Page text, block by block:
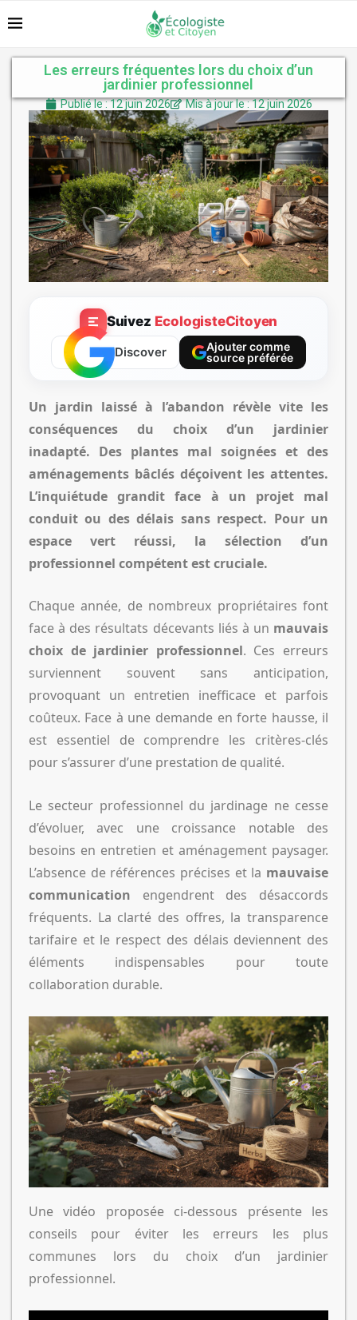
Les erreurs fréquentes lors du choix d’un
jardinier professionnel
Publié le : 12 juin 2026 Mis à jour le : 12 juin 2026
Suivez EcologisteCitoyen
Discover
Ajouter comme
source préférée
Un jardin laissé à l’abandon révèle vite les
conséquences du choix d’un jardinier
inadapté. Des plantes mal soignées et des
aménagements bâclés déçoivent les attentes.
L’inquiétude grandit face à un projet mal
conduit ou des délais sans respect. Pour un
espace vert réussi, la sélection d’un
professionnel compétent est cruciale.
Chaque année, de nombreux propriétaires font
face à des résultats décevants liés à un mauvais
choix de jardinier professionnel. Ces erreurs
surviennent souvent sans anticipation,
provoquant un entretien inefficace et parfois
coûteux. Face à une demande en forte hausse, il
est essentiel de comprendre les critères-clés
pour s’assurer d’une prestation de qualité.
Le secteur professionnel du jardinage ne cesse
d’évoluer, avec une croissance notable des
besoins en entretien et aménagement paysager.
L’absence de références précises et la mauvaise
communication engendrent des désaccords
fréquents. La clarté des offres, la transparence
tarifaire et le respect des délais deviennent des
éléments indispensables pour toute
collaboration durable.
Une vidéo proposée ci-dessous présente les
conseils pour éviter les erreurs les plus
communes lors du choix d’un jardinier
professionnel.